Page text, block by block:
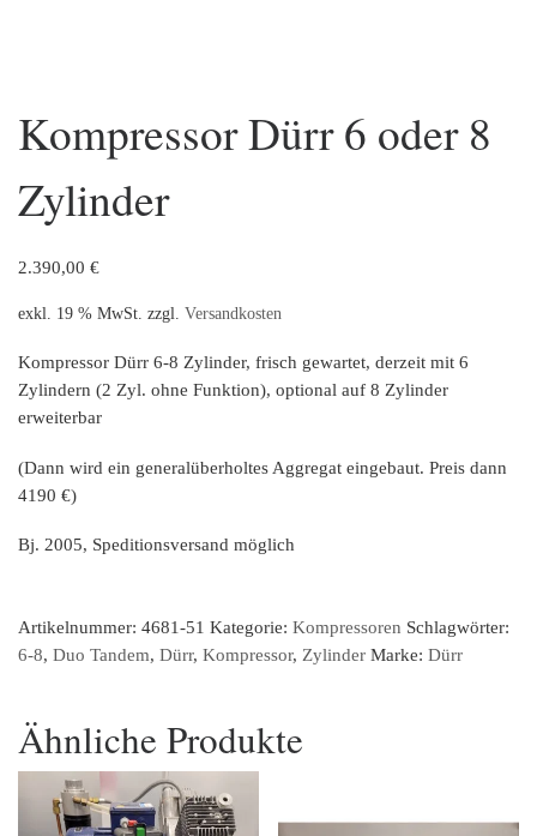
Kompressor Dürr 6 oder 8
Zylinder
2.390,00 €
exkl. 19 % MwSt. zzgl. Versandkosten
Kompressor Dürr 6-8 Zylinder, frisch gewartet, derzeit mit 6
Zylindern (2 Zyl. ohne Funktion), optional auf 8 Zylinder
erweiterbar
(Dann wird ein generalüberholtes Aggregat eingebaut. Preis dann
4190 €)
Bj. 2005, Speditionsversand möglich
Artikelnummer: 4681-51 Kategorie: Kompressoren Schlagwörter:
6-8, Duo Tandem, Dürr, Kompressor, Zylinder Marke: Dürr
Ähnliche Produkte